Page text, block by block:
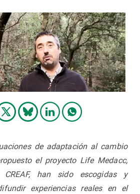
de adaptación al cambio
el proyecto Life Medacc,
han sido escogidas y
experiencias reales en el